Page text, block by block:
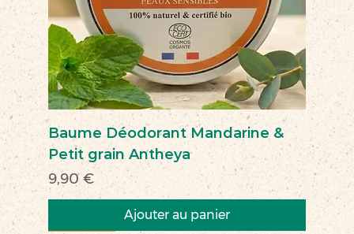
Baume Déodorant Mandarine &
Petit grain Antheya
Prix
9,90 €
Ajouter au panier